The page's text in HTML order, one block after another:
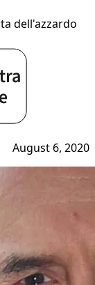
dell'azzardo
August 6, 2020